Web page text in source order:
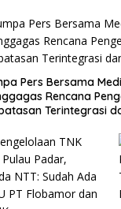
Pers Bersama
Rencana
Terintegrasi